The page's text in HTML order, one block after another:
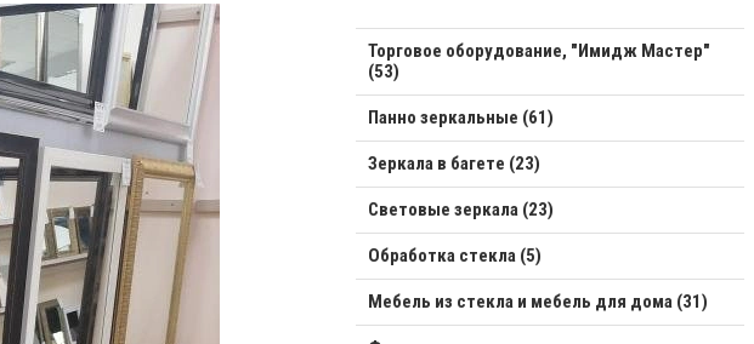
Торговое оборудование, "Имидж Мастер"
(53)
Панно зеркальные (61)
Зеркала в багете (23)
Световые зеркала (23)
Обработка стекла (5)
Мебель из стекла и мебель для дома (31)